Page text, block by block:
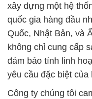
xây dựng một hệ
quốc gia hàng đầu
Quốc, Nhật Bản, và
không chỉ cung cấp
đảm bảo tính linh
yêu cầu đặc biệt của
Công ty chúng tôi